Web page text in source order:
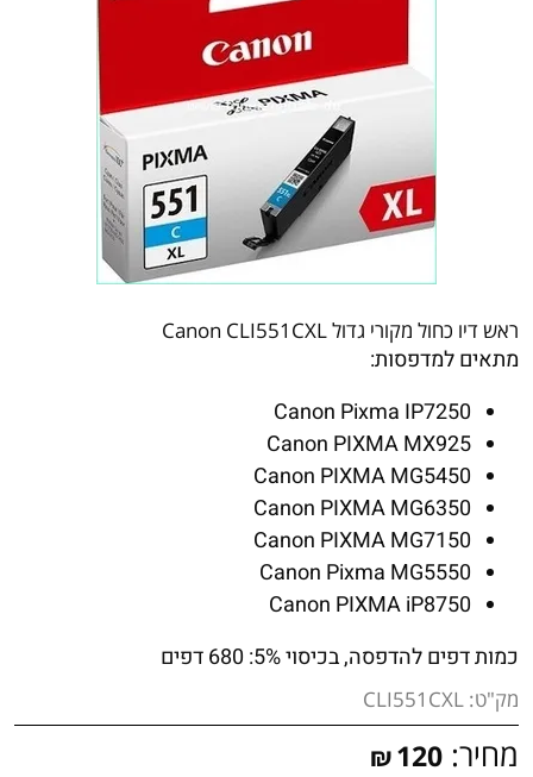
ראש דיו כחול מקורי גדול Canon CLI551CXL
מתאים למדפסות:
Canon Pixma IP7250
Canon PIXMA MX925
Canon PIXMA MG5450
Canon PIXMA MG6350
Canon PIXMA MG7150
Canon Pixma MG5550
Canon PIXMA iP8750
כמות דפים להדפסה, בכיסוי 5%: 680 דפים
מק"ט: CLI551CXL
מחיר: ₪120